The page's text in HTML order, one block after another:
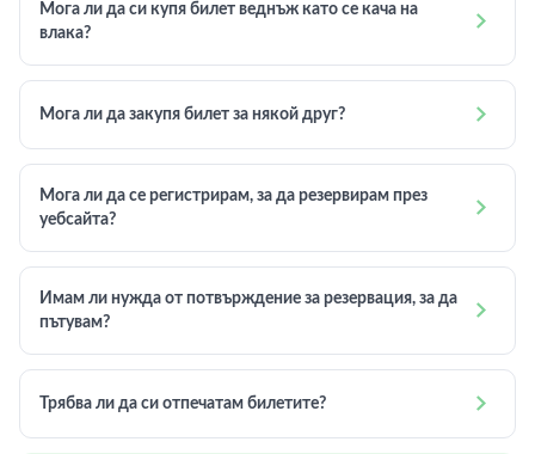
Мога ли да си купя билет веднъж като се кача на
влака?

Мога ли да закупя билет за някой друг? 
Мога ли да се регистрирам, за да резервирам през
уебсайта?

Имам ли нужда от потвърждение за резервация, за да
пътувам?

Трябва ли да си отпечатам билетите? 